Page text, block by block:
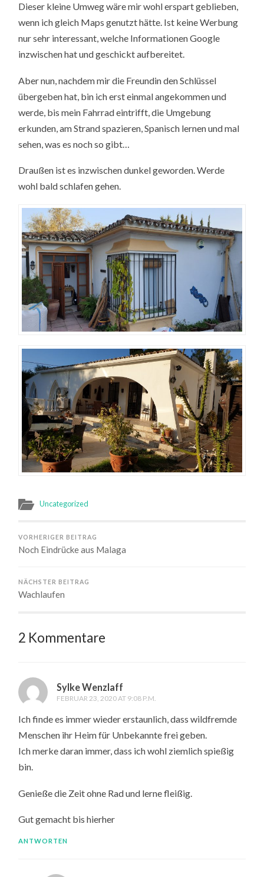
Dieser kleine Umweg wäre mir wohl erspart geblieben,
wenn ich gleich Maps genutzt hätte. Ist keine Werbung
nur sehr interessant, welche Informationen Google
inzwischen hat und geschickt aufbereitet.
Aber nun, nachdem mir die Freundin den Schlüssel
übergeben hat, bin ich erst einmal angekommen und
werde, bis mein Fahrrad eintrifft, die Umgebung
erkunden, am Strand spazieren, Spanisch lernen und mal
sehen, was es noch so gibt…
Draußen ist es inzwischen dunkel geworden. Werde
wohl bald schlafen gehen.
Uncategorized
VORHERIGER BEITRAG
Noch Eindrücke aus Malaga
NÄCHSTER BEITRAG
Wachlaufen
2 Kommentare
Sylke Wenzlaff
FEBRUAR 23, 2020 AT 9:08 P.M.
Ich finde es immer wieder erstaunlich, dass wildfremde
Menschen ihr Heim für Unbekannte frei geben.
Ich merke daran immer, dass ich wohl ziemlich spießig
bin.
Genieße die Zeit ohne Rad und lerne fleißig.
Gut gemacht bis hierher
ANTWORTEN